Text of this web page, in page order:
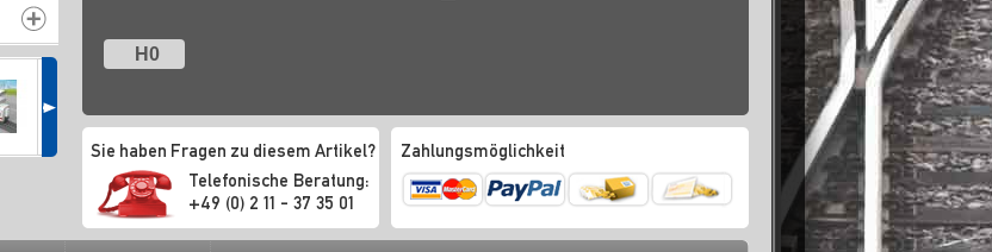
H0
Sie haben Fragen zu diesem Artikel?
Telefonische Beratung:
+49 (0) 2 11 - 37 35 01
Zahlungsmöglichkeit